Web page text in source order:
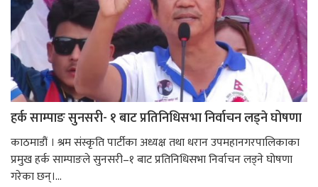
हर्क साम्पाङ सुनसरी- १ बाट प्रतिनिधिसभा निर्वाचन लड्ने घोषणा
काठमाडौं । श्रम संस्कृति पार्टीका अध्यक्ष तथा धरान उपमहानगरपालिकाका
प्रमुख हर्क साम्पाङले सुनसरी–१ बाट प्रतिनिधिसभा निर्वाचन लड्ने घोषणा
गरेका छन्।...